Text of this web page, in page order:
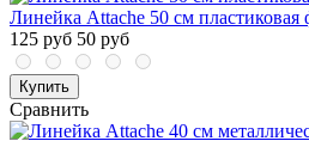
Линейка Attache 50 см пластиковая
125 руб 50 руб
Купить
Сравнить